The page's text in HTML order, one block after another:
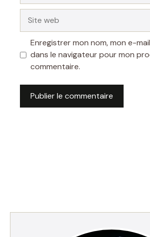
web
Enregistrer mon nom, mon e-
dans le navigateur pour mon
commentaire.